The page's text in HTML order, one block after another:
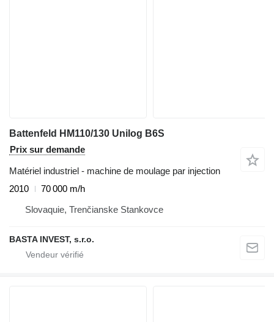
Battenfeld HM110/130 Unilog B6S
Prix sur demande
Matériel industriel - machine de moulage par injection
2010
70 000 m/h
Slovaquie, Trenčianske Stankovce
BASTA INVEST, s.r.o.